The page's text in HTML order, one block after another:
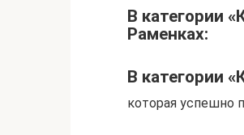
В категории
Раменках:
В категории
которая успешно